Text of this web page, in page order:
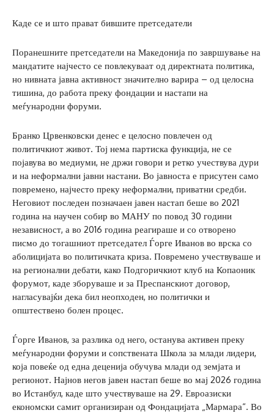
Каде се и што прават бившите претседатели
Поранешните претседатели на Македонија по завршување на
мандатите најчесто се повлекуваат од директната политика,
но нивната јавна активност значително варира – од целосна
тишина, до работа преку фондации и настапи на
меѓународни форуми.
Бранко Црвенковски денес е целосно повлечен од
политичкиот живот. Тој нема партиска функција, не се
појавува во медиуми, не држи говори и ретко учествува дури
и на неформални јавни настани. Во јавноста е присутен само
повремено, најчесто преку неформални, приватни средби.
Неговиот последен позначаен јавен настап беше во 2021
година на научен собир во МАНУ по повод 30 години
независност, а во 2016 година реагираше и со отворено
писмо до тогашниот претседател Ѓорге Иванов во врска со
аболицијата во политичката криза. Повремено учествуваше и
на регионални дебати, како Подгоричкиот клуб на Копаоник
форумот, каде зборуваше и за Преспанскиот договор,
нагласувајќи дека бил неопходен, но политички и
општествено болен процес.
Ѓорге Иванов, за разлика од него, останува активен преку
меѓународни форуми и сопствената Школа за млади лидери,
која повеќе од една деценија обучува млади од земјата и
регионот. Најнов негов јавен настап беше во мај 2026 година
во Истанбул, каде што учествуваше на 29. Евроазиски
економски самит организиран од Фондацијата „Мармара“. Во